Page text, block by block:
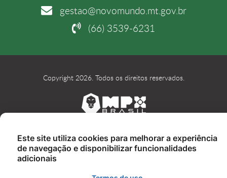
gestao@novomundo.mt.gov.br
(66) 3539-6231
Copyright 2026. Todos os direitos reservados.
Este site utiliza cookies para melhorar a experiência
de navegação e disponibilizar funcionalidades
adicionais